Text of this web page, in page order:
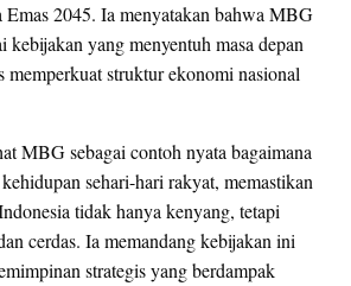
Emas 2045. Ia menyatakan bahwa MBG
kebijakan yang menyentuh masa depan
memperkuat struktur ekonomi nasional
MBG sebagai contoh nyata bagaimana
sehari-hari rakyat, memastikan
tidak hanya kenyang, tetapi
cerdas. Ia memandang kebijakan ini
strategis yang berdampak